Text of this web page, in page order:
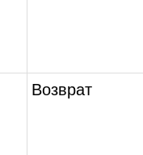
Возврат